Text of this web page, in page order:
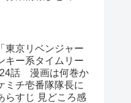
東京リベンジャー
キー系タイムリー
話 漫画は何巻か
チ壱番隊隊長に
すじ 見どころ感